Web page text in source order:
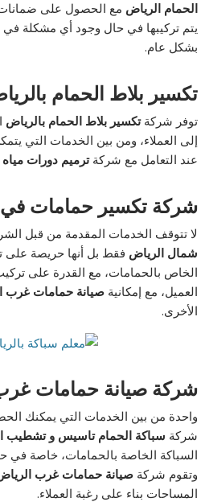
الحمام الرياض مع الحصول على ضمانات
يتم تركيبها في حال وجود أي مشكلة في
بشكل عام.
تكسير بلاط الحمام
توفر شركةتكسير بلاط الحمام بالرياض
إلى العملاء، ومن بين الخدمات التي
عند التعامل مع شركةترميم دورات
شركة تكسير حمامات في
لا تتوقف الخدمات المقدمة من قبل
شمال الرياض فقط بل أنها حريصة على
الخاص بالحمامات، مع القدرة على
العميل، مع إمكانيةصيانة حمامات غرب
الأخرى.
شركةصيانة حمامات
واحدة من بين الخدمات التي يمكنك
شركة سباكة الحمام تاسيس و تشطيب
السباكة الخاصة بالحمامات، خاصة في
وتقوم شركةصيانة حمامات غرب
المساحات بناء على رغبة العملاء.